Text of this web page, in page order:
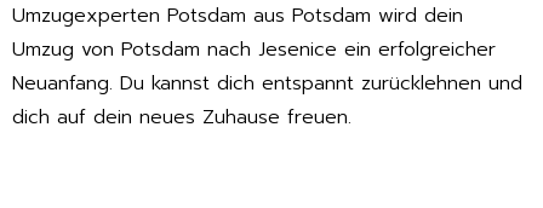
Umzugexperten Potsdam aus Potsdam wird dein
Umzug von Potsdam nach Jesenice ein erfolgreicher
Neuanfang. Du kannst dich entspannt zurücklehnen und
dich auf dein neues Zuhause freuen.